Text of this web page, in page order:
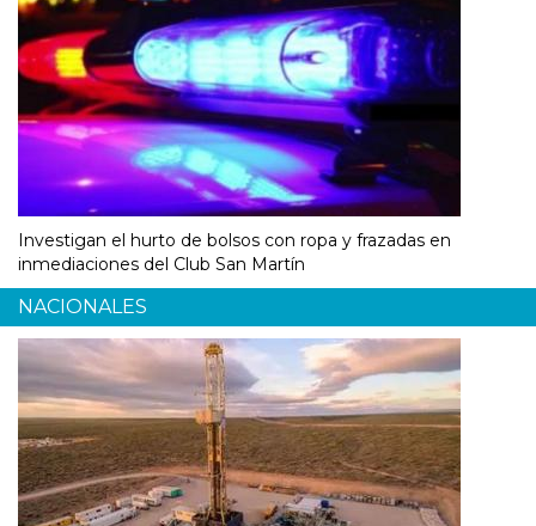
Investigan el hurto de bolsos con ropa y frazadas en
inmediaciones del Club San Martín
NACIONALES